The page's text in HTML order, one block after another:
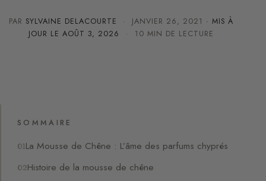
PAR SYLVAINE DELACOURTE · JANVIER 26, 2021 · MIS À
JOUR LEAOÛT 3, 2026 · 10 MIN DE LECTURE
SOMMAIRE
La Mousse de Chêne : L’âme des parfums chyprés
Histoire de la mousse de chêne